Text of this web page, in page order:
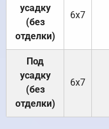
усадку
(без
отделки)
6х7
Под
усадку
(без
отделки)
6х7